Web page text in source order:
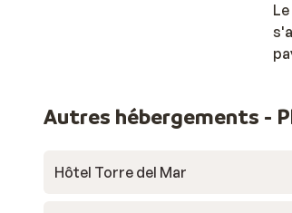
Autres hébergements -
Hôtel Torre del Mar